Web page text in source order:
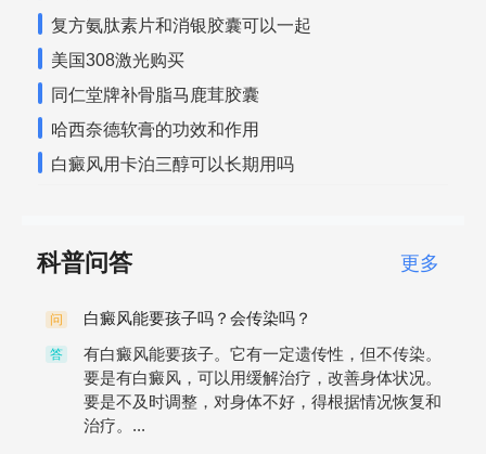
复方氨肽素片和消银胶囊可以一起
美国308激光购买
同仁堂牌补骨脂马鹿茸胶囊
哈西奈德软膏的功效和作用
白癜风用卡泊三醇可以长期用吗
科普问答 更多
问 白癜风能要孩子吗？会传染吗？
答
有白癜风能要孩子。它有一定遗传性，但不传染。
要是有白癜风，可以用缓解治疗，改善身体状况。
要是不及时调整，对身体不好，得根据情况恢复和
治疗。...